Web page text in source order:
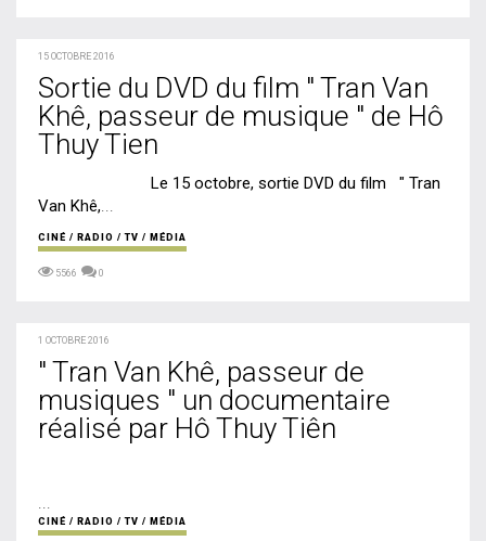
15 OCTOBRE 2016
Sortie du DVD du film " Tran Van
Khê, passeur de musique " de Hô
Thuy Tien
Le 15 octobre, sortie DVD du film " Tran
Van Khê,...
CINÉ / RADIO / TV / MÉDIA
5566 0
1 OCTOBRE 2016
" Tran Van Khê, passeur de
musiques " un documentaire
réalisé par Hô Thuy Tiên
...
CINÉ / RADIO / TV / MÉDIA